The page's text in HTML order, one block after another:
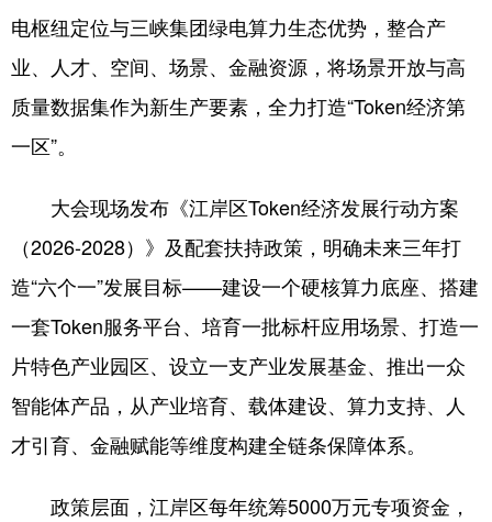
电枢纽定位与三峡集团绿电算力生态优势，整合产
业、人才、空间、场景、金融资源，将场景开放与高
质量数据集作为新生产要素，全力打造“Token经济第
一区”。
大会现场发布《江岸区Token经济发展行动方案
（2026-2028）》及配套扶持政策，明确未来三年打
造“六个一”发展目标——建设一个硬核算力底座、搭建
一套Token服务平台、培育一批标杆应用场景、打造一
片特色产业园区、设立一支产业发展基金、推出一众
智能体产品，从产业培育、载体建设、算力支持、人
才引育、金融赋能等维度构建全链条保障体系。
政策层面，江岸区每年统筹5000万元专项资金，